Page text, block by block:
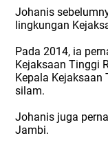
Johanis
lingkungan
Pada 2014, ia
Kejaksaan Tinggi
Kepala
silam.
Johanis juga
Jambi.